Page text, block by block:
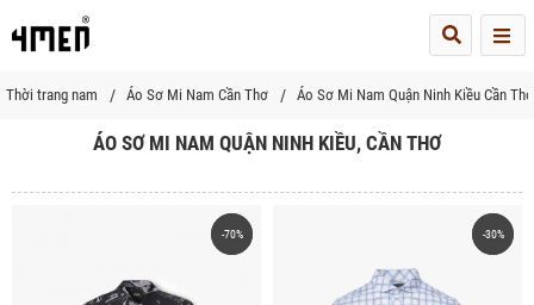
Thời trang nam Áo Sơ Mi Nam Cần Thơ Áo Sơ Mi Nam Quận Ninh Kiều Cần Thơ
ÁO SƠ MI NAM QUẬN NINH KIỀU, CẦN THƠ
-70%
-70% -30%
-30%